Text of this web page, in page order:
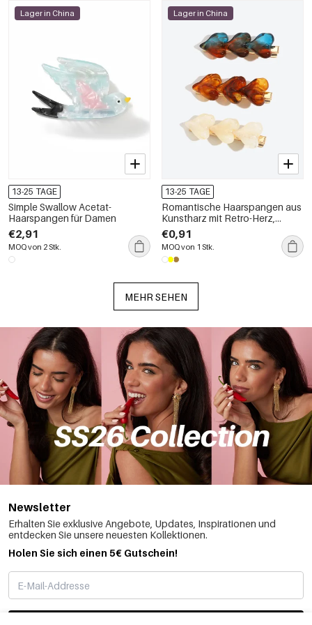
Lager in China
13-25 TAGE
Simple Swallow Acetat-
Haarspangen für Damen
€2,91
MOQ von 2 Stk.
Lager in China
13-25 TAGE
Romantische Haarspangen aus
Kunstharz mit Retro-Herz,
einfarbig, mit Farbverlauf
€0,91
MOQ von 1 Stk.
MEHR SEHEN
Newsletter
Erhalten Sie exklusive Angebote, Updates, Inspirationen und
entdecken Sie unsere neuesten Kollektionen.
Holen Sie sich einen 5€ Gutschein!